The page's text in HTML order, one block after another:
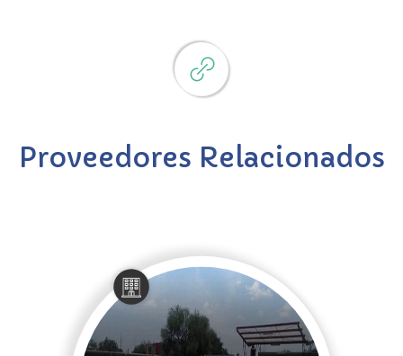
Proveedores Relacionados